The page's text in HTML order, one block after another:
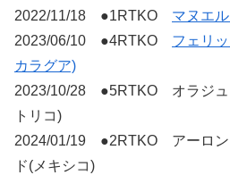
2022/11/18 ●1RTKO マヌエ
2023/06/10 ●4RTKO フェリ
カラグア)
2023/10/28 ●5RTKO オラジュ
トリコ)
2024/01/19 ●2RTKO アーロン
ド(メキシコ)